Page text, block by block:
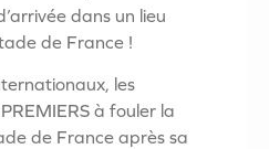
dans un lieu
de France !
les
à fouler la
de France après sa